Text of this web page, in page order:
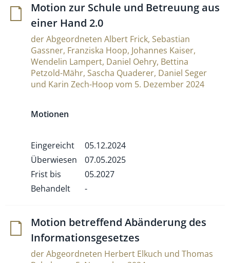
Motion zur Schule und Betreuung aus
einer Hand 2.0
der Abgeordneten Albert Frick, Sebastian
Gassner, Franziska Hoop, Johannes Kaiser,
Wendelin Lampert, Daniel Oehry, Bettina
Petzold-Mähr, Sascha Quaderer, Daniel Seger
und Karin Zech-Hoop vom 5. Dezember 2024
Motionen
Eingereicht
05.12.2024
Überwiesen
07.05.2025
Frist bis
05.2027
Behandelt
-
Motion betref­fend Abän­de­rung des
Informationsgesetzes
der Abgeordneten Herbert Elkuch und Thomas